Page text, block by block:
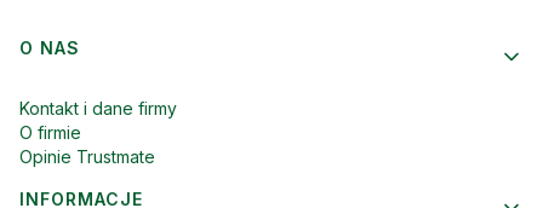
Linki w stopce
O NAS
Kontakt i dane firmy
O firmie
Opinie Trustmate
INFORMACJE